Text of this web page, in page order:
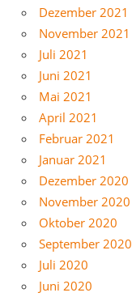
Dezember 2021
November 2021
Juli 2021
Juni 2021
Mai 2021
April 2021
Februar 2021
Januar 2021
Dezember 2020
November 2020
Oktober 2020
September 2020
Juli 2020
Juni 2020